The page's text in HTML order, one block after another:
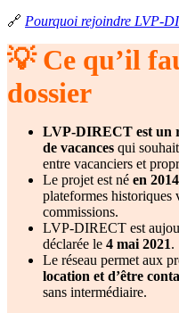
🔗 Pourquoi rejoindre LVP-
💡 Ce qu’il
dossier
LVP-DIRECT est un
de vacances qui
entre vacanciers et
Le projet est né en 2014
plateformes historiques
commissions.
LVP-DIRECT est
déclarée le 4 mai 2021.
Le réseau permet aux
location et d’être
sans intermédiaire.